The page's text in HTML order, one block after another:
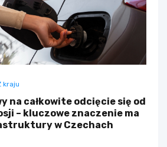
kraju
na całkowite odcięcie się od
– kluczowe znaczenie ma
w Czechach